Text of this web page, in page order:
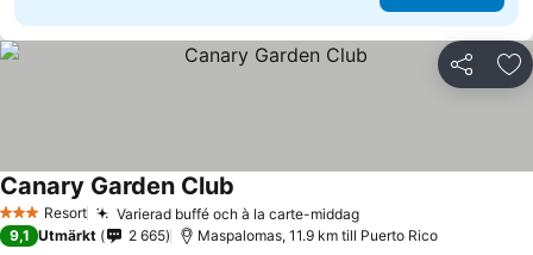
Dela
3 StjärnorResort Varierad buffé och à la carte-middag
Canary Garden Club
9,1 Utmärkt 2 665 Maspalomas, 11.9 km till Puerto Rico